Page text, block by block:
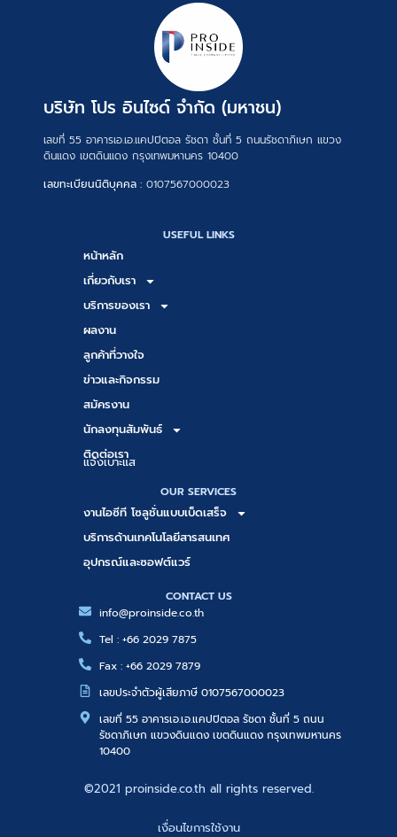
บริษัท โปร อินไซด์ จำกัด (มหาชน)
เลขที่ 55 อาคารเอ.เอ.แคปปิตอล รัชดา ชั้นที่ 5 ถนนรัชดาภิเษก แขวง
ดินแดง เขตดินแดง กรุงเทพมหานคร 10400
เลขทะเบียนนิติบุคคล : 0107567000023
USEFUL LINKS
หน้าหลัก
เกี่ยวกับเรา
บริการของเรา
ผลงาน
ลูกค้าที่วางใจ
ข่าวและกิจกรรม
สมัครงาน
นักลงทุนสัมพันธ์
ติดต่อเรา
แจ้งเบาะแส
OUR SERVICES
งานไอซีที โซลูชั่นแบบเบ็ดเสร็จ
บริการด้านเทคโนโลยีสารสนเทศ
อุปกรณ์และซอฟต์แวร์
CONTACT US
info@proinside.co.th
Tel : +66 2029 7875
Fax : +66 2029 7879
เลขประจำตัวผู้เสียภาษี 0107567000023
เลขที่ 55 อาคารเอ.เอ.แคปปิตอล รัชดา ชั้นที่ 5 ถนน
รัชดาภิเษก แขวงดินแดง เขตดินแดง กรุงเทพมหานคร
10400
©2021 proinside.co.th all rights reserved.
เงื่อนไขการใช้งาน